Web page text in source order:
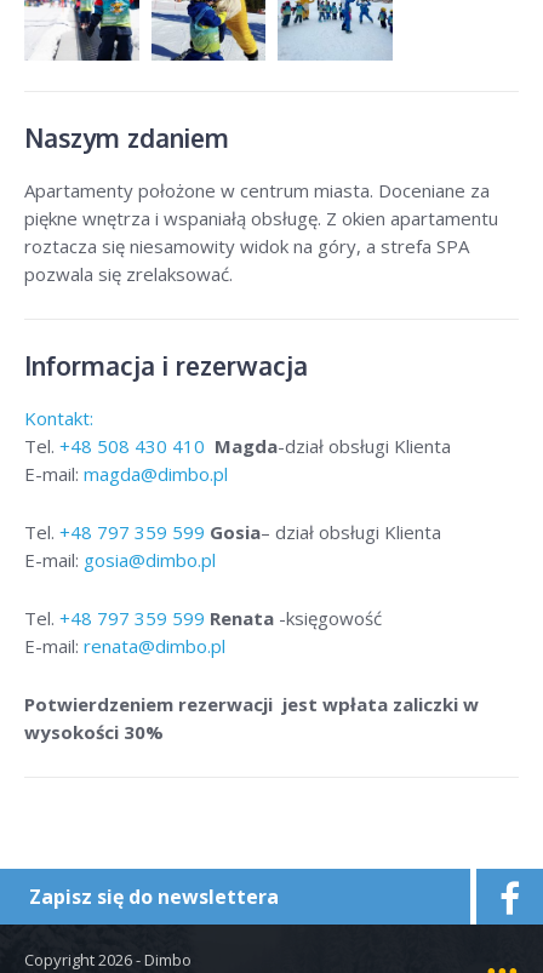
Naszym zdaniem
Apartamenty położone w centrum miasta. Doceniane za
piękne wnętrza i wspaniałą obsługę. Z okien apartamentu
roztacza się niesamowity widok na góry, a strefa SPA
pozwala się zrelaksować.
Informacja i rezerwacja
Kontakt:
Tel. +48 508 430 410 Magda-dział obsługi Klienta
E-mail: magda@dimbo.pl
Tel. +48 797 359 599 Gosia– dział obsługi Klienta
E-mail: gosia@dimbo.pl
Tel. +48 797 359 599 Renata -księgowość
E-mail: renata@dimbo.pl
Potwierdzeniem rezerwacji jest wpłata zaliczki w
wysokości 30%
Zapisz się do newslettera
Copyright 2026 - Dimbo